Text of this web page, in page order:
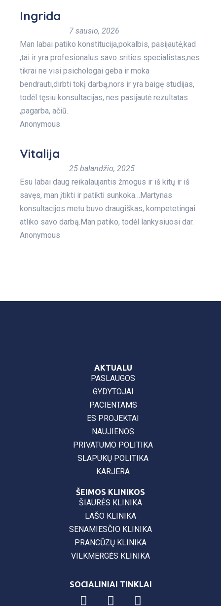
Ingrida
7 sausio, 2026
Man labai patiko konstitucija,pokalbis, pasijautė,kad
,tai ir yra profesionalus savo srities specialistas,nes
tikrai ne visi psichologai geba ir moka
bendrauti,dirbti tokį darbą,nors ir yra baigę studijas,
todėl tęsiu konsultacijas, nes pasijautė rezultatas
,pagarba, ačiū.
Anonymous
Vitalija
25 balandžio, 2025
Esu labai daug reikalaujantis žmogus ir iš kitų ir iš
savęs, man įtikti ir patikti sunkoka…Martynas
konsultacijos metu buvo draugiškas, kompetetingai
atliko savo darbą.Man patiko, todėl lankysiuosi dar.
Anonymous
AKTUALU
PASLAUGOS
GYDYTOJAI
PACIENTAMS
ES PROJEKTAI
NAUJIENOS
PRIVATUMO POLITIKA
SLAPUKŲ POLITIKA
KARJERA
ŠEIMOS KLINIKOS
ŠIAURĖS KLINIKA
LAŠO KLINIKA
SENAMIESČIO KLINIKA
PRANCŪZŲ KLINIKA
VILKMERGĖS KLINIKA
SOCIALINIAI TINKLAI